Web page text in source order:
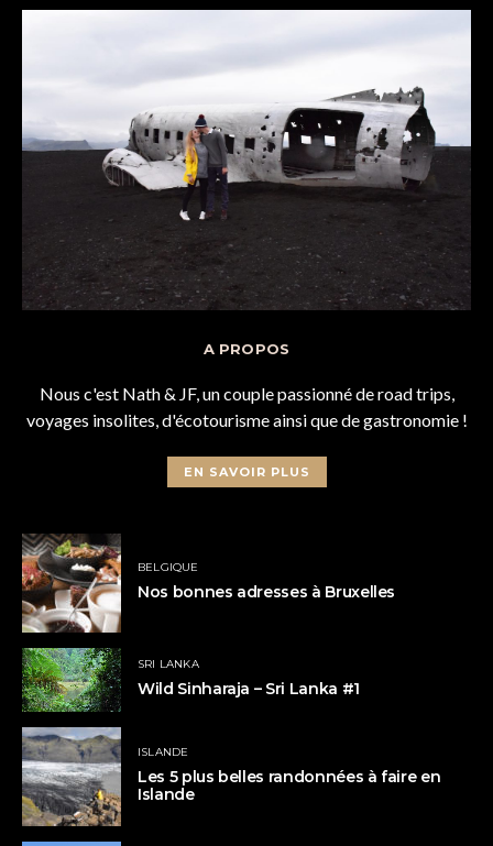
A PROPOS
Nous c'est Nath & JF, un couple passionné de road trips,
voyages insolites, d'écotourisme ainsi que de gastronomie !
EN SAVOIR PLUS
BELGIQUE
Nos bonnes adresses à Bruxelles
SRI LANKA
Wild Sinharaja – Sri Lanka #1
ISLANDE
Les 5 plus belles randonnées à faire en
Islande